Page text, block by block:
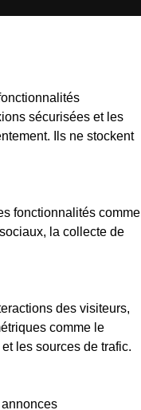
sécurisées et les
Ils ne stockent
fonctionnalités comme
la collecte de
des visiteurs,
comme le
les sources de trafic.